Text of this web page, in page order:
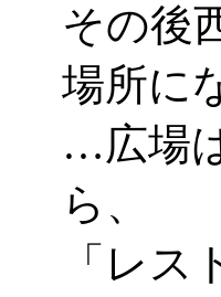
その後
場所に
…広場
ら、
「レ